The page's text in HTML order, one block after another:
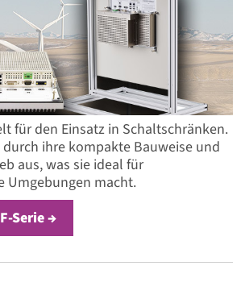
für den Einsatz in Schaltschränken.
durch ihre kompakte Bauweise und
aus, was sie ideal für
Umgebungen macht.
Serie →